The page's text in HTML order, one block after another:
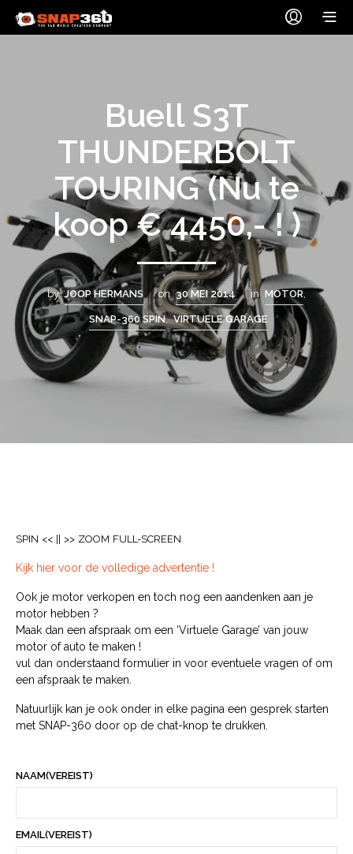
Buell S3T
THUNDERBOLT
TOURING (Nu te
koop € 4450,- ! )
by JOOP HERMANS on 30 MEI 2014 in MOTOR,
SNAP-360 SPIN, VIRTUELE GARAGE
SPIN << >> ZOOM FULL-SCREEN
Kijk hier voor de volledige advertentie !
Ook je motor verkopen en toch nog een aandenken aan je
motor hebben ?
Maak dan een afspraak om een ‘Virtuele Garage’ van jouw
motor of auto te maken !
vul dan onderstaand formulier in voor eventuele vragen of om
een afspraak te maken.
Natuurlijk kan je ook onder in elke pagina een gesprek starten
met SNAP-360 door op de chat-knop te drukken.
NAAM(VEREIST)
EMAIL(VEREIST)